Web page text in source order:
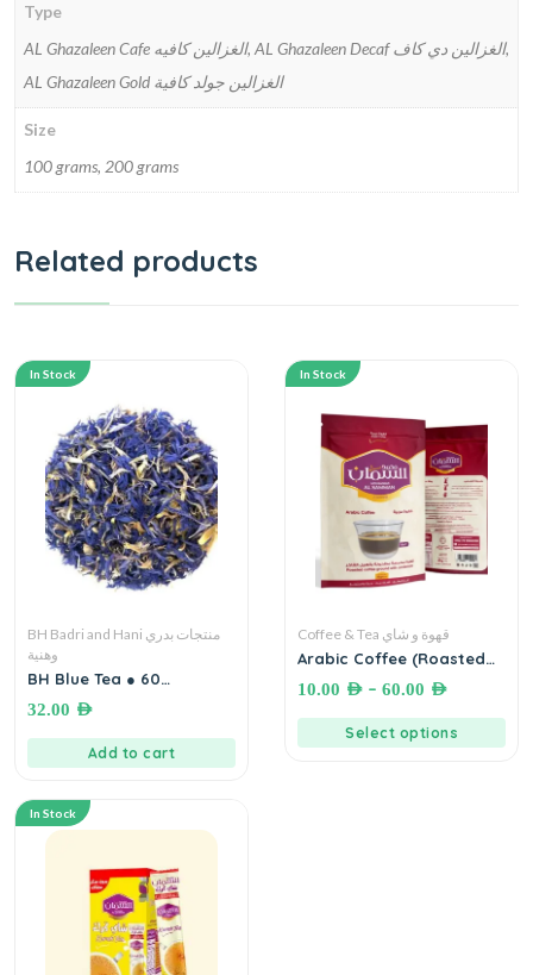
Type
AL Ghazaleen Cafe الغزالين كافيه, AL Ghazaleen Decaf الغزالين دي كاف,
AL Ghazaleen Gold الغزالين جولد كافية
Size
100 grams, 200 grams
Related products
In Stock
BH Badri and Hani منتجات بدري
وهنية
BH Blue Tea ● 60
gramsبدري و هنيه شاي أزرق
32.00 AED
Add to cart
In Stock
Coffee & Tea قهوة و شاي
Arabic Coffee (Roasted
Coffee Ground with
Cardamom) Mohammad
Al Samman قهوة السمان
عربية -قهوة محمصة مطحونة
بالهيل
10.00 AED – 60.00 AED
Select options
In Stock